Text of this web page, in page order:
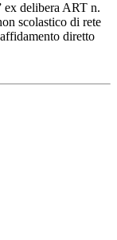
ex delibera ART n.
scolastico di rete
diretto